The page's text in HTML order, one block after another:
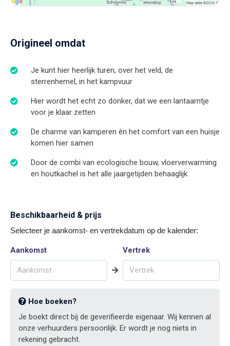
Origineel omdat
Je kunt hier heerlijk turen, over het veld, de
sterrenhemel, in het kampvuur
Hier wordt het echt zo donker, dat we een lantaarntje
voor je klaar zetten
De charme van kamperen èn het comfort van een huisje
komen hier samen
Door de combi van ecologische bouw, vloerverwarming
en houtkachel is het alle jaargetijden behaaglijk
Beschikbaarheid & prijs
Selecteer je aankomst- en vertrekdatum op de kalender:
Aankomst Vertrek
Hoe boeken?
Je boekt direct bij de geverifieerde eigenaar. Wij kennen al
onze verhuurders persoonlijk. Er wordt je nog niets in
rekening gebracht.